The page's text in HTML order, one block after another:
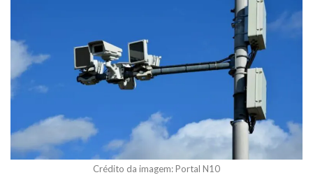
Crédito da imagem: Portal N10